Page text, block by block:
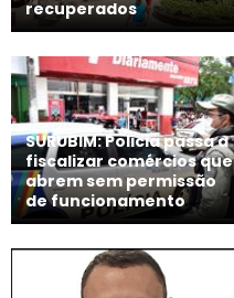
recuperados
SURUBIM: Policia passa a
fiscalizar comércios que
abrem sem permissão
de funcionamento